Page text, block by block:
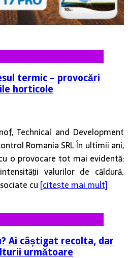
termic – provocări
horticole
Technical and Development
Romania SRL În ultimii ani,
o provocare tot mai evidentă:
valurilor de căldură.
cu [citește mai mult]
Ai câștigat recolta, dar
următoare